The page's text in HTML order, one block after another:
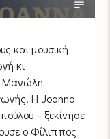
και μουσική
κι
Μανώλη
Η Joanna
– ξεκίνησε
ο Φίλιππος